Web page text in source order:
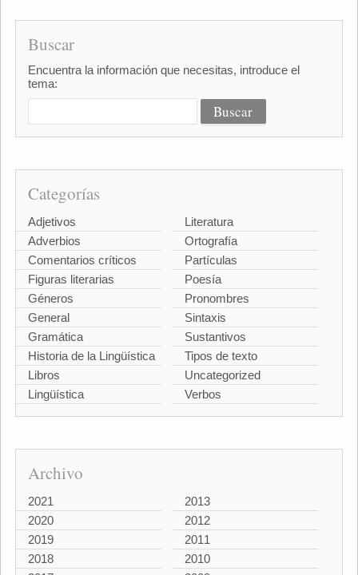
Buscar
Encuentra la información que necesitas, introduce el
tema:
Categorías
Adjetivos
Adverbios
Comentarios críticos
Figuras literarias
Géneros
General
Gramática
Historia de la Lingüística
Libros
Lingüística
Literatura
Ortografía
Partículas
Poesía
Pronombres
Sintaxis
Sustantivos
Tipos de texto
Uncategorized
Verbos
Archivo
2021
2020
2019
2018
2013
2012
2011
2010